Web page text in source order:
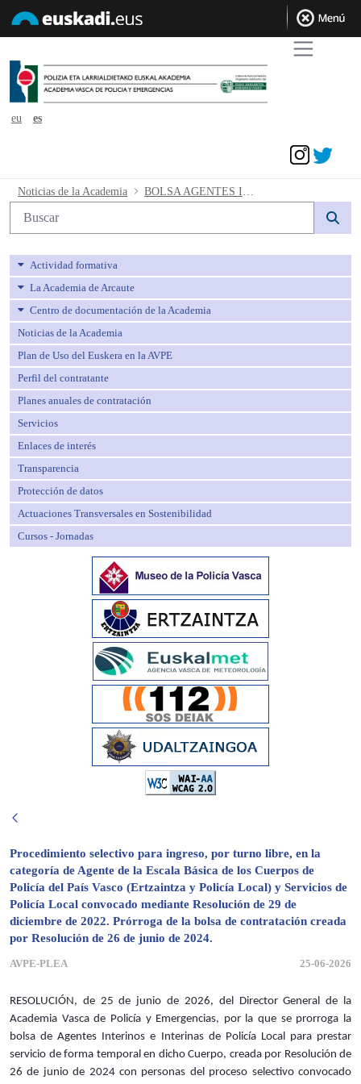
eu
es
BOLSA AGENTES INTERINOS
Noticias de la Academia
Búsqueda web
Actividad formativa
La Academia de Arcaute
Centro de documentación de la Academia
Noticias de la Academia
Plan de Uso del Euskera en la AVPE
Perfil del contratante
Planes anuales de contratación
Servicios
Enlaces de interés
Transparencia
Protección de datos
Actuaciones Transversales en Sostenibilidad
Cursos - Jornadas
Procedimiento selectivo para ingreso, por turno libre, en la
categoría de Agente de la Escala Básica de los Cuerpos de
Policía del País Vasco (Ertzaintza y Policía Local) y Servicios de
Policía Local convocado mediante Resolución de 29 de
diciembre de 2022. Prórroga de la bolsa de contratación creada
por Resolución de 26 de junio de 2024.
AVPE-PLEA 25-06-2026
RESOLUCIÓN, de 25 de junio de 2026, del Director General de la
Academia Vasca de Policía y Emergencias, por la que se prorroga la
bolsa de Agentes Interinos e Interinas de Policía Local para prestar
servicio de forma temporal en dicho Cuerpo, creada por Resolución de
26 de junio de 2024 con personas del proceso selectivo convocado